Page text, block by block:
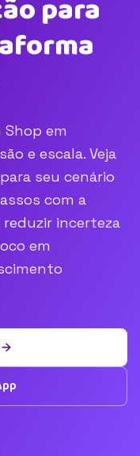
para
Shop em
e escala. Veja
seu cenário
com a
reduzir incerteza
em